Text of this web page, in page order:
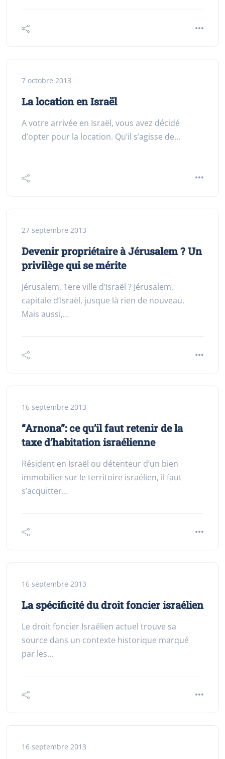
7 octobre 2013
La location en Israël
A votre arrivée en Israël, vous avez décidé
d’opter pour la location. Qu’il s’agisse de…
27 septembre 2013
Devenir propriétaire à Jérusalem ? Un
privilège qui se mérite
Jérusalem, 1ere ville d’Israël ? Jérusalem,
capitale d’Israël, jusque là rien de nouveau.
Mais aussi,…
16 septembre 2013
“Arnona”: ce qu’il faut retenir de la
taxe d’habitation israélienne
Résident en Israël ou détenteur d’un bien
immobilier sur le territoire israélien, il faut
s’acquitter…
16 septembre 2013
La spécificité du droit foncier israélien
Le droit foncier Israélien actuel trouve sa
source dans un contexte historique marqué
par les…
16 septembre 2013